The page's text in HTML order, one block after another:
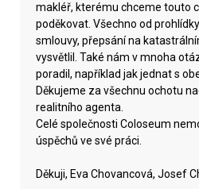
makléř, kterému chceme touto
poděkovat. Všechno od
smlouvy, přepsání na
vysvětlil. Také nám v mnoha
poradil, například jak jednat s
Děkujeme za všechnu ochotu
realitního agenta.
Celé společnosti Coloseum
úspěchů ve své práci.
Děkuji, Eva Chovancová, Josef